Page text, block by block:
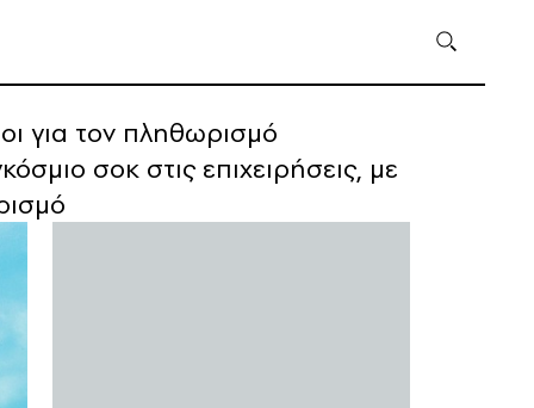
για τον πληθωρισμό
σοκ στις επιχειρήσεις, με